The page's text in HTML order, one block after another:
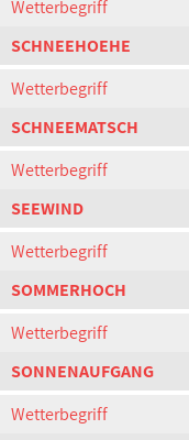
Wetterbegriff
SCHNEEHOEHE
Wetterbegriff
SCHNEEMATSCH
Wetterbegriff
SEEWIND
Wetterbegriff
SOMMERHOCH
Wetterbegriff
SONNENAUFGANG
Wetterbegriff